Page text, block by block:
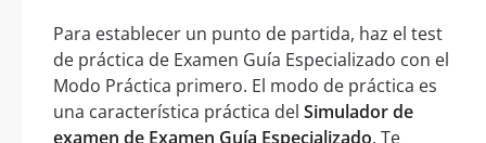
Para establecer un punto de partida, haz el test
de práctica de Examen Guía Especializado con el
Modo Práctica primero. El modo de práctica es
una característica práctica del Simulador de
examen de Examen Guía Especializado. Te